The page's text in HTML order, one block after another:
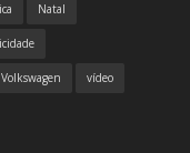
Natal
Volkswagen vídeo